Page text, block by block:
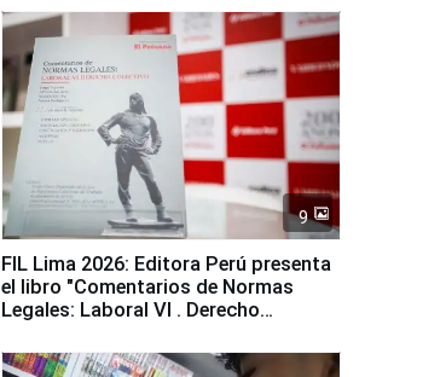
9
FIL Lima 2026: Editora Perú presenta
el libro "Comentarios de Normas
Legales: Laboral Vl . Derecho